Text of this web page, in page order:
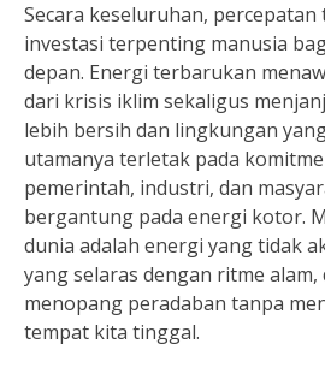
Secara keseluruhan,
investasi terpenting manusia
depan. Energi terbarukan
dari krisis iklim sekaligus
lebih bersih dan lingkungan
utamanya terletak pada
pemerintah, industri, dan
bergantung pada energi kotor.
dunia adalah energi yang tidak
yang selaras dengan ritme alam,
menopang peradaban tanpa
tempat kita tinggal.